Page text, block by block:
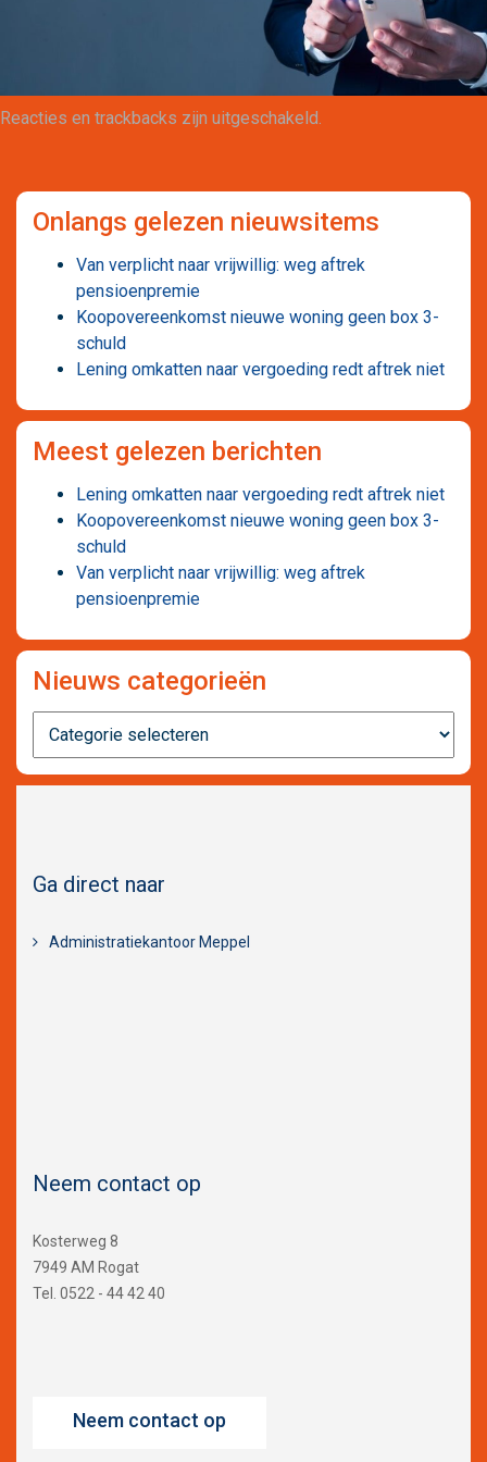
Reacties en trackbacks zijn uitgeschakeld.
Onlangs gelezen nieuwsitems
Van verplicht naar vrijwillig: weg aftrek
pensioenpremie
Koopovereenkomst nieuwe woning geen box 3-
schuld
Lening omkatten naar vergoeding redt aftrek niet
Meest gelezen berichten
Lening omkatten naar vergoeding redt aftrek niet
Koopovereenkomst nieuwe woning geen box 3-
schuld
Van verplicht naar vrijwillig: weg aftrek
pensioenpremie
Nieuws categorieën
categorieën
Ga direct naar
Administratiekantoor Meppel
Neem contact op
Kosterweg 8
7949 AM Rogat
Tel. 0522 - 44 42 40
Neem contact op